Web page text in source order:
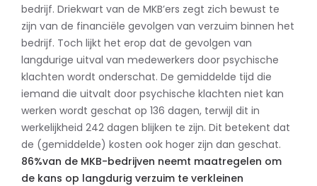
bedrijf. Driekwart van de MKB’ers zegt zich bewust te
zijn van de financiële gevolgen van verzuim binnen het
bedrijf. Toch lijkt het erop dat de gevolgen van
langdurige uitval van medewerkers door psychische
klachten wordt onderschat. De gemiddelde tijd die
iemand die uitvalt door psychische klachten niet kan
werken wordt geschat op 136 dagen, terwijl dit in
werkelijkheid 242 dagen blijken te zijn. Dit betekent dat
de (gemiddelde) kosten ook hoger zijn dan geschat.
86%van de MKB-bedrijven neemt maatregelen om
de kans op langdurig verzuim te verkleinen